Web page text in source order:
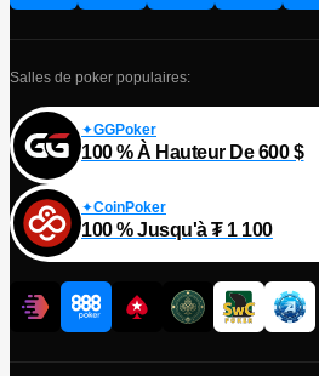
Salles de poker populaires:
GGPoker
100 % À Hauteur De 600 $
CoinPoker
100 % Jusqu'à ₮ 1 100